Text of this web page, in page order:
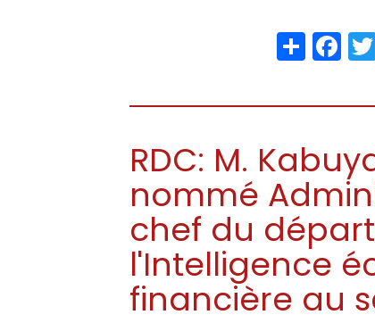
RDC: M.
nommé
chef du
l'Intelligence
financière au